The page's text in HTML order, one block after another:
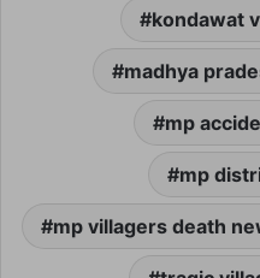
kondawat
madhya
mp
mp
mp villagers death